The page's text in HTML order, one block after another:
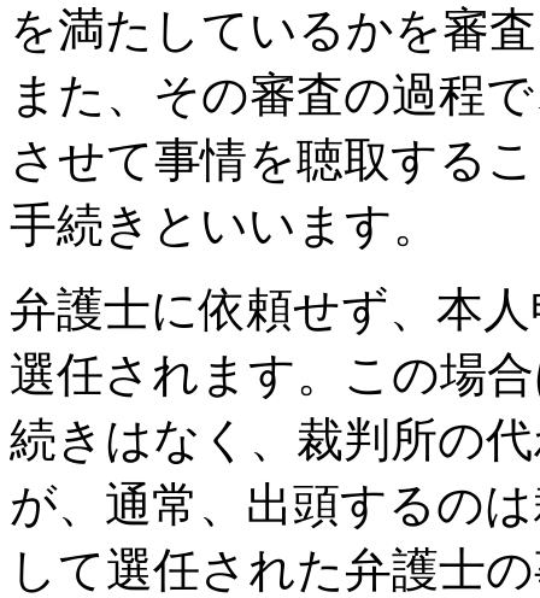
を満たしているかを審
また、その審査の過程
させて事情を聴取する
手続きといいます。
弁護士に依頼せず、本
選任されます。この場
続きはなく、裁判所の
が、通常、出頭するの
して選任された弁護士